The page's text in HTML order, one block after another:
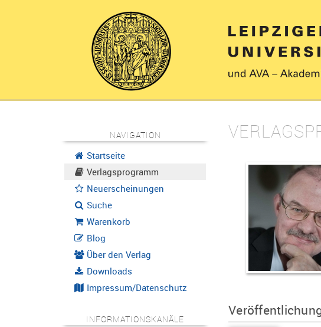
NAVIGATION
Startseite
Verlagsprogramm
Neuerscheinungen
Suche
Warenkorb
Blog
Über den Verlag
Downloads
Impressum/Datenschutz
INFORMATIONSKANÄLE